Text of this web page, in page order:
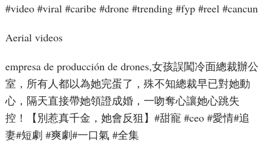
#video #viral #caribe #drone #trending #fyp #reel #cancun
Aerial videos
empresa de producción de drones,女孩誤闖冷面總裁辦公
室，所有人都以為她完蛋了，殊不知總裁早已對她動
心，隔天直接帶她領證成婚，一吻奪心讓她心跳失
控！【別惹真千金，她會反狙】#甜寵 #ceo #愛情#追
妻#短劇 #爽劇#一口氣 #全集